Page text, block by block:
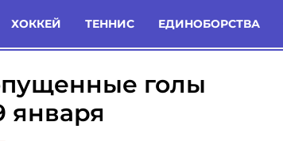
ХОККЕЙ ТЕННИС ЕДИНОБОРСТВА
Комменты Новости
голы
января